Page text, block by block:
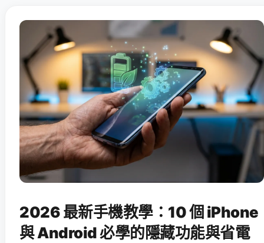
2026 最新手機教學：10 個 iPhone
與 Android 必學的隱藏功能與省電